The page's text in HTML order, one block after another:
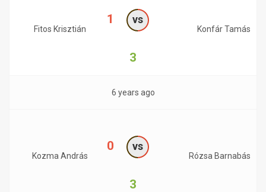
Fitos Krisztián
1 vs
3
Konfár Tamás
6 years ago
Kozma András
0 vs
3
Rózsa Barnabás